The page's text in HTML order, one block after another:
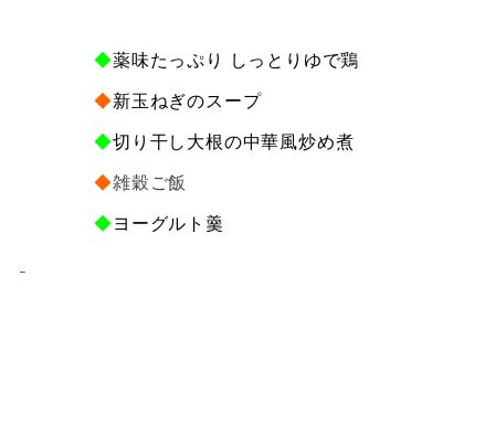
◆薬味たっぷり しっとりゆで鶏
◆新玉ねぎのスープ
◆切り干し大根の中華風炒め煮
◆雑穀ご飯
◆ヨーグルト羹